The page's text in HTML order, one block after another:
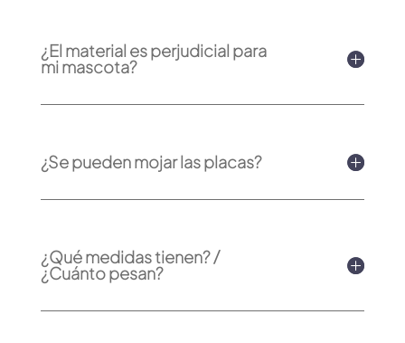
¿El material es perjudicial para
mi mascota?
¿Se pueden mojar las placas?
¿Qué medidas tienen? /
¿Cuánto pesan?